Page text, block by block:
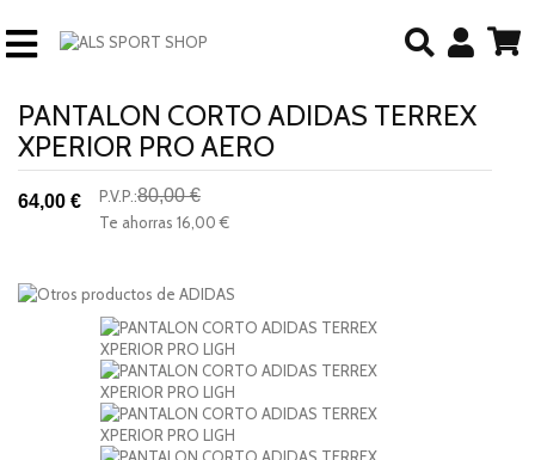
PANTALON CORTO ADIDAS TERREX
XPERIOR PRO AERO
64,00 € P.V.P.:80,00 €
Te ahorras 16,00 €